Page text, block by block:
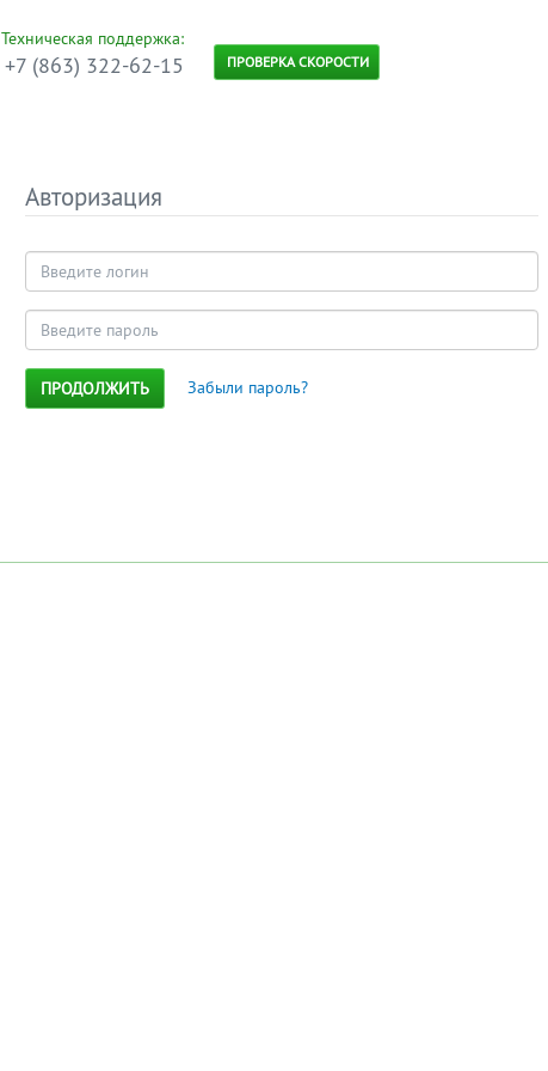
Техническая поддержка:
+7 (863) 322-62-15 ПРОВЕРКА СКОРОСТИ
Авторизация
ПРОДОЛЖИТЬ Забыли пароль?